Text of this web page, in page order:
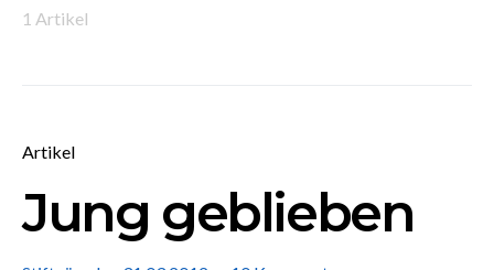
1 Artikel
Artikel
Jung geblieben